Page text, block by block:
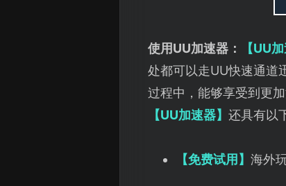
使用UU加速器： 【UU
处都可以走UU快速通道
过程中，能够享受到更
【UU加速器】 还具有以
【免费试用】 海外